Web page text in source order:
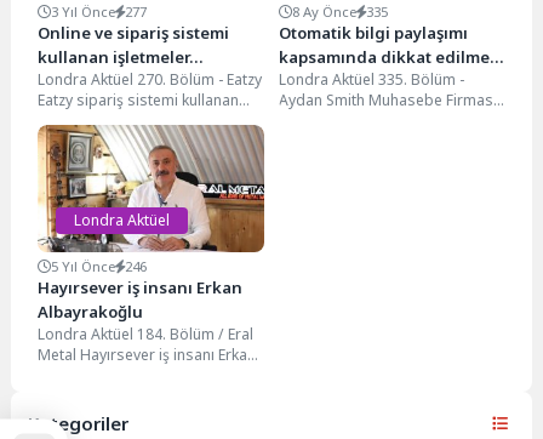
3 Yıl Önce 277
Online ve sipariş sistemi
kullanan işletmeler…
Londra Aktüel 270. Bölüm - Eatzy
Eatzy sipariş sistemi kullanan
işletmeleri gezmeye devam
ediyoruz. Özellikle...
8 Ay Önce 335
Otomatik bilgi paylaşımı
kapsamında dikkat edilmesi
gerekenler…
Londra Aktüel 335. Bölüm -
Aydan Smith Muhasebe Firması
Londra Aktüel
5 Yıl Önce 246
Hayırsever iş insanı Erkan
Albayrakoğlu
Londra Aktüel 184. Bölüm / Eral
Metal Hayırsever iş insanı Erkan
Kategoriler